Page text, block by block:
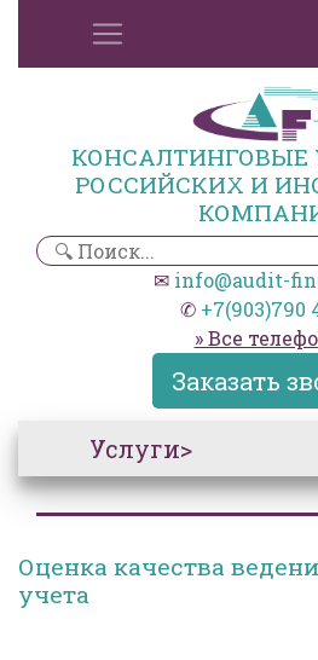
КОНСАЛТИНГОВЫЕ
РОССИЙСКИХ И
✉ info@audit-
✆ +7(903)790
» Все
Заказать
Услуги>
Оценка качества
учета